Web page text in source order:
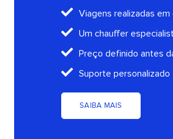
Viagens realizadas
Um chauffer
Preço definido antes
Suporte
SAIBA MAIS